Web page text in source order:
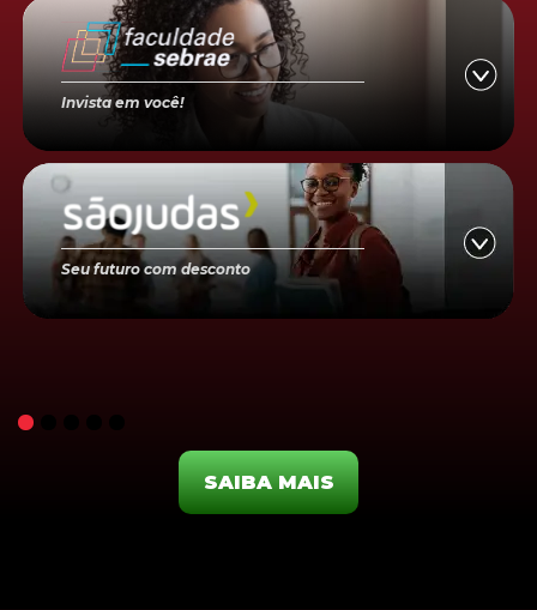
Invista em você!
Seu futuro com desconto
SAIBA MAIS